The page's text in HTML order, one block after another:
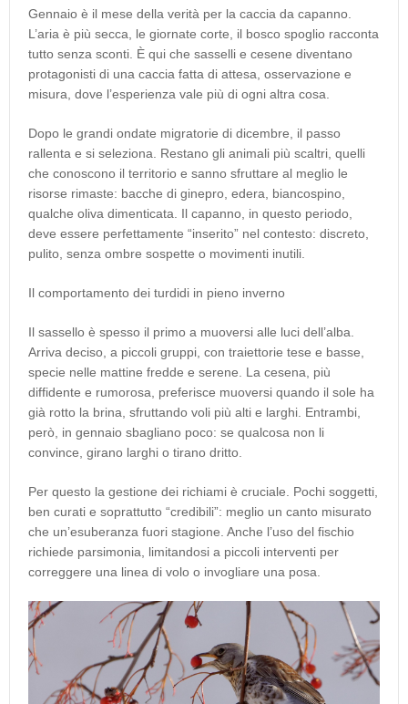
Gennaio è il mese della verità per la caccia da capanno.
L’aria è più secca, le giornate corte, il bosco spoglio racconta
tutto senza sconti. È qui che sasselli e cesene diventano
protagonisti di una caccia fatta di attesa, osservazione e
misura, dove l’esperienza vale più di ogni altra cosa.
Dopo le grandi ondate migratorie di dicembre, il passo
rallenta e si seleziona. Restano gli animali più scaltri, quelli
che conoscono il territorio e sanno sfruttare al meglio le
risorse rimaste: bacche di ginepro, edera, biancospino,
qualche oliva dimenticata. Il capanno, in questo periodo,
deve essere perfettamente “inserito” nel contesto: discreto,
pulito, senza ombre sospette o movimenti inutili.
Il comportamento dei turdidi in pieno inverno
Il sassello è spesso il primo a muoversi alle luci dell’alba.
Arriva deciso, a piccoli gruppi, con traiettorie tese e basse,
specie nelle mattine fredde e serene. La cesena, più
diffidente e rumorosa, preferisce muoversi quando il sole ha
già rotto la brina, sfruttando voli più alti e larghi. Entrambi,
però, in gennaio sbagliano poco: se qualcosa non li
convince, girano larghi o tirano dritto.
Per questo la gestione dei richiami è cruciale. Pochi soggetti,
ben curati e soprattutto “credibili”: meglio un canto misurato
che un’esuberanza fuori stagione. Anche l’uso del fischio
richiede parsimonia, limitandosi a piccoli interventi per
correggere una linea di volo o invogliare una posa.